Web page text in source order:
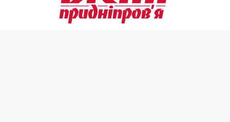
Дніпро стане головним центром молодіжних проєктів та
ініціатив України